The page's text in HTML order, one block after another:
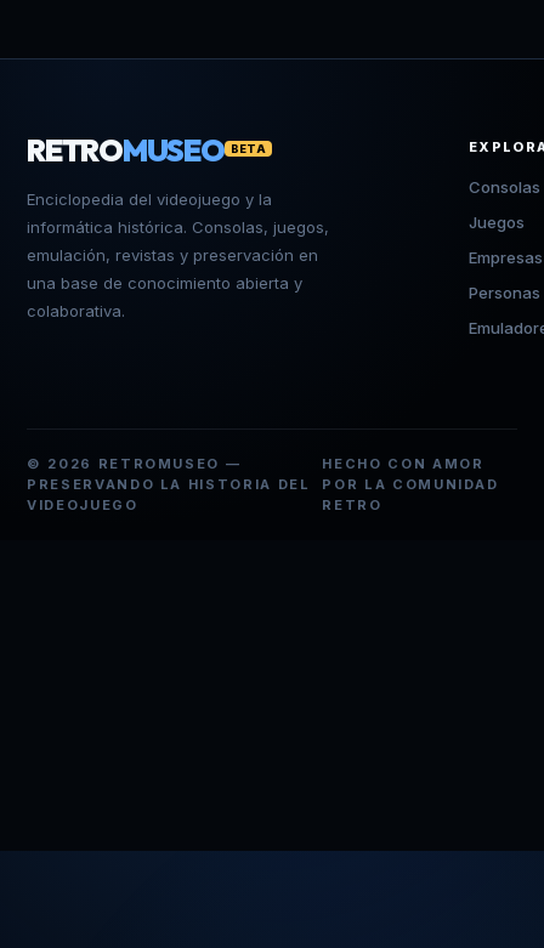
RETROMUSEO BETA
Enciclopedia del videojuego y la
informática histórica. Consolas, juegos,
emulación, revistas y preservación en
una base de conocimiento abierta y
colaborativa.
Consolas
Juegos
Empresas
Personas
© 2026 RETROMUSEO —
PRESERVANDO LA HISTORIA DEL
VIDEOJUEGO
HECHO CON AMOR
POR LA COMUNIDAD
RETRO